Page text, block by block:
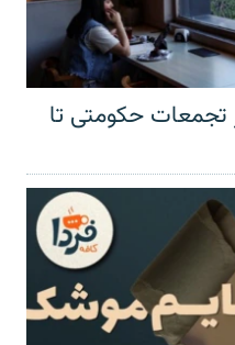
تجمعات حکومتی تا